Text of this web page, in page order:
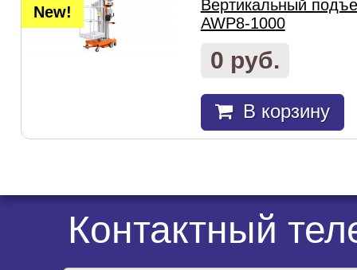
New!
Вертикальный
AWP8-1000
0 руб.
В корзину
Контактный